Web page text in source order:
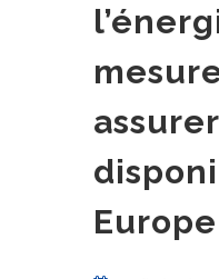
Europe